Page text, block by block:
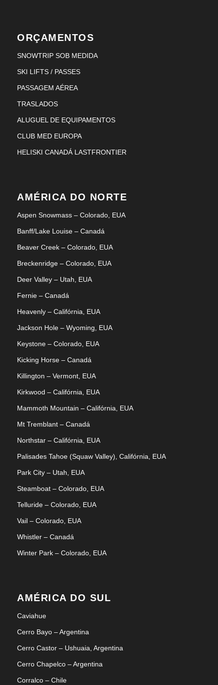
ORÇAMENTOS
SNOWTRIP SOB MEDIDA
SKI LIFTS / PASSES
PASSAGEM AÉREA
TRASLADOS
ALUGUEL DE EQUIPAMENTOS
CLUB MED EUROPA
HELISKI CANADÁ LASTFRONTIER
AMÉRICA DO NORTE
Aspen Snowmass – Colorado, EUA
Banff/Lake Louise – Canadá
Beaver Creek – Colorado, EUA
Breckenridge – Colorado, EUA
Deer Valley – Utah, EUA
Fernie – Canadá
Heavenly – Califórnia, EUA
Jackson Hole – Wyoming, EUA
Keystone – Colorado, EUA
Kicking Horse – Canadá
Killington – Vermont, EUA
Kirkwood – Califórnia, EUA
Mammoth Mountain – Califórnia, EUA
Mt Tremblant – Canadá
Northstar – Califórnia, EUA
Palisades Tahoe (Squaw Valley), Califórnia, EUA
Park City – Utah, EUA
Steamboat – Colorado, EUA
Telluride – Colorado, EUA
Vail – Colorado, EUA
Whistler – Canadá
Winter Park – Colorado, EUA
AMÉRICA DO SUL
Caviahue
Cerro Bayo – Argentina
Cerro Castor – Ushuaia, Argentina
Cerro Chapelco – Argentina
Corralco – Chile